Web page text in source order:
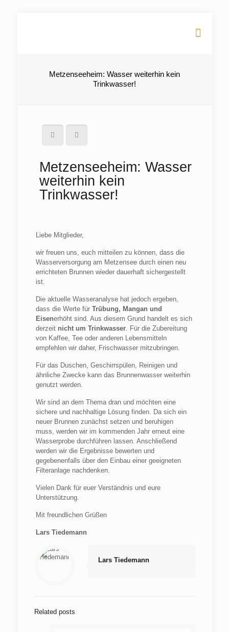
Metzenseeheim: Wasser weiterhin kein
Trinkwasser!
Metzenseeheim: Wasser
weiterhin kein
Trinkwasser!
Liebe Mitglieder,
wir freuen uns, euch mitteilen zu können, dass die
Wasserversorgung am Metzensee durch einen neu
errichteten Brunnen wieder dauerhaft sichergestellt
ist.
Die aktuelle Wasseranalyse hat jedoch ergeben,
dass die Werte für Trübung, Mangan und
Eisenerhöht sind. Aus diesem Grund handelt es sich
derzeit nicht um Trinkwasser. Für die Zubereitung
von Kaffee, Tee oder anderen Lebensmitteln
empfehlen wir daher, Frischwasser mitzubringen.
Für das Duschen, Geschirrspülen, Reinigen und
ähnliche Zwecke kann das Brunnenwasser weiterhin
genutzt werden.
Wir sind an dem Thema dran und möchten eine
sichere und nachhaltige Lösung finden. Da sich ein
neuer Brunnen zunächst setzen und beruhigen
muss, werden wir im kommenden Jahr erneut eine
Wasserprobe durchführen lassen. Anschließend
werden wir die Ergebnisse bewerten und
gegebenenfalls über den Einbau einer geeigneten
Filteranlage nachdenken.
Vielen Dank für euer Verständnis und eure
Unterstützung.
Mit freundlichen Grüßen
Lars Tiedemann
Lars Tiedemann
Related posts